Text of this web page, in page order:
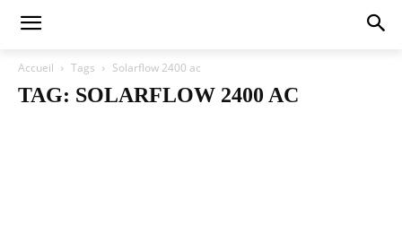
Accueil Tags Solarflow 2400 ac
TAG: SOLARFLOW 2400 AC